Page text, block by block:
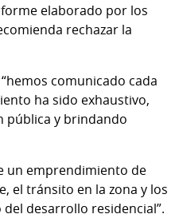
elaborado por los
rechazar la
comunicado cada
ha sido exhaustivo,
pública y brindando
un emprendimiento de
el tránsito en la zona y los
desarrollo residencial”.